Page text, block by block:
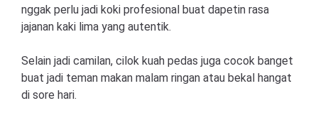
nggak perlu jadi koki profesional buat dapetin rasa
jajanan kaki lima yang autentik.
Selain jadi camilan, cilok kuah pedas juga cocok banget
buat jadi teman makan malam ringan atau bekal hangat
di sore hari.